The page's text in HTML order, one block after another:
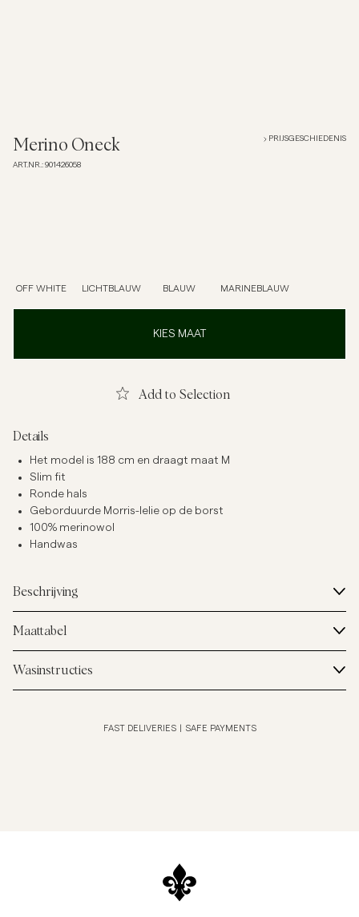
Overhemden
T-shirts
Ondergoed
Merino Oneck
ART.NR.: 901426058
PRIJSGESCHIEDENIS
OFF WHITE LICHTBLAUW BLAUW MARINEBLAUW
KIES MAAT
Add to Selection
Details
Het model is 188 cm en draagt maat M
Slim fit
Ronde hals
Geborduurde Morris-lelie op de borst
100% merinowol
Handwas
Beschrijving
Maattabel
Wasinstructies
FAST DELIVERIES SAFE PAYMENTS